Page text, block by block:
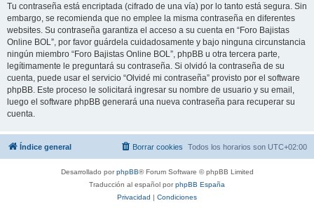
Tu contraseña está encriptada (cifrado de una vía) por lo tanto está segura. Sin
embargo, se recomienda que no emplee la misma contraseña en diferentes
websites. Su contraseña garantiza el acceso a su cuenta en “Foro Bajistas
Online BOL”, por favor guárdela cuidadosamente y bajo ninguna circunstancia
ningún miembro “Foro Bajistas Online BOL”, phpBB u otra tercera parte,
legítimamente le preguntará su contraseña. Si olvidó la contraseña de su
cuenta, puede usar el servicio “Olvidé mi contraseña” provisto por el software
phpBB. Este proceso le solicitará ingresar su nombre de usuario y su email,
luego el software phpBB generará una nueva contraseña para recuperar su
cuenta.
Índice general Todos los horarios son UTC+02:00
Borrar cookies
Desarrollado porphpBB® Forum Software © phpBB Limited
Traducción al español porphpBB España
Privacidad | Condiciones